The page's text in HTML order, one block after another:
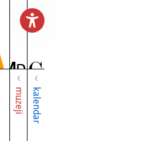
muzeji kalendar